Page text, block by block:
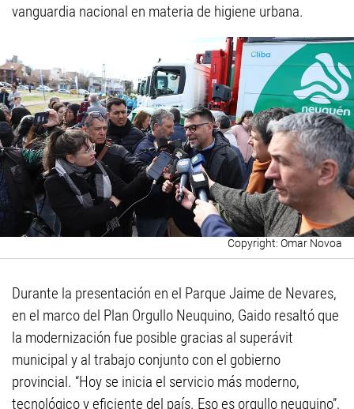
vanguardia nacional en materia de higiene urbana.
Omar Novoa
Durante la presentación en el Parque Jaime de Nevares,
en el marco del Plan Orgullo Neuquino, Gaido resaltó que
la modernización fue posible gracias al superávit
municipal y al trabajo conjunto con el gobierno
provincial. “Hoy se inicia el servicio más moderno,
tecnológico y eficiente del país. Eso es orgullo neuquino”,